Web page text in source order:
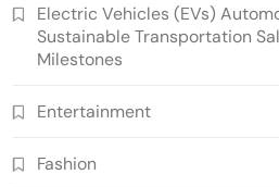
Electric Vehicles (EVs)
Sustainable Transportation
Milestones
Entertainment
Fashion